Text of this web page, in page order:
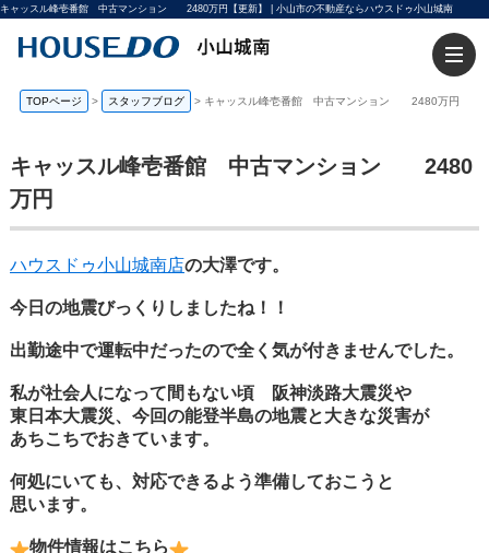
キャッスル峰壱番館 中古マンション 2480万円【更新】 | 小山市の不動産ならハウスドゥ小山城南
TOPページ > スタッフブログ > キャッスル峰壱番館 中古マンション 2480万円
キャッスル峰壱番館 中古マンション 2480
万円
ハウスドゥ小山城南店の大澤です。
今日の地震びっくりしましたね！！
出勤途中で運転中だったので全く気が付きませんでした。
私が社会人になって間もない頃 阪神淡路大震災や
東日本大震災、今回の能登半島の地震と大きな災害が
あちこちでおきています。
何処にいても、対応できるよう準備しておこうと
思います。
物件情報はこちら